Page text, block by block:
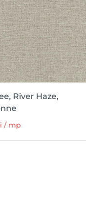
River Haze,
/ mp